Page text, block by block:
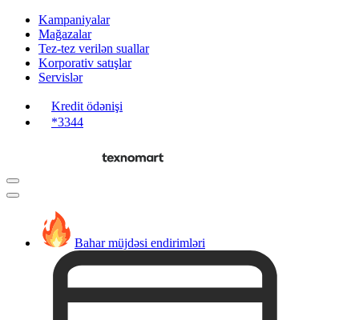
Kampaniyalar
Mağazalar
Tez-tez verilən suallar
Korporativ satışlar
Servislər
Kredit ödənişi
*3344
Bahar müjdəsi endirimləri